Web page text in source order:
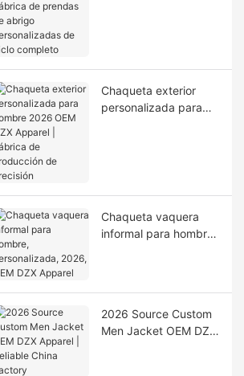
Chaqueta exterior
personalizada para
Chaqueta vaquera
informal para hombre,
2026 Source Custom
Men Jacket OEM DZX